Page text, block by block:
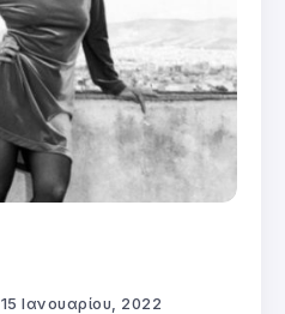
15 Ιανουαρίου, 2022